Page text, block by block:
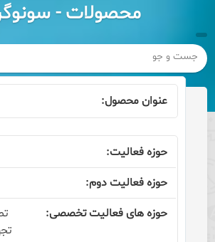
محصولات -